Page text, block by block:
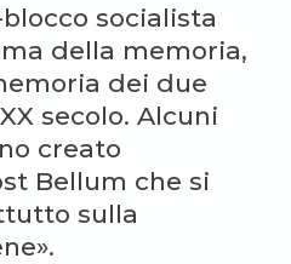
blocco socialista
della memoria,
dei due
secolo. Alcuni
creato
Bellum che si
sulla